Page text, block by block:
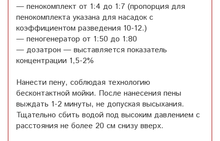
— пенокомплект от 1:4 до 1:7 (пропорция для
пенокомплекта указана для насадок с
коэффициентом разведения 10-12.)
— пеногенератор от 1:50 до 1:80
— дозатрон — выставляется показатель
концентрации 1,5-2%
Нанести пену, соблюдая технологию
бесконтактной мойки. После нанесения пены
выждать 1-2 минуты, не допуская высыхания.
Тщательно сбить водой под высоким давлением с
расстояния не более 20 см снизу вверх.